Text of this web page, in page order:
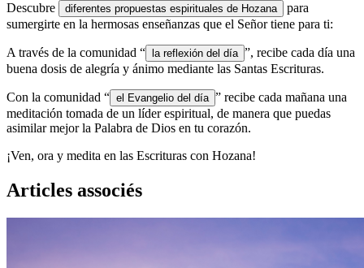
Descubre diferentes propuestas espirituales de Hozana
para
sumergirte en la hermosas enseñanzas que el Señor tiene para ti:
A través de la comunidad “ la reflexión del día ”, recibe cada día una
buena dosis de alegría y ánimo mediante las Santas Escrituras.
Con la comunidad “ el Evangelio del día ” recibe cada mañana una
meditación tomada de un líder espiritual, de manera que puedas
asimilar mejor la Palabra de Dios en tu corazón.
¡Ven, ora y medita en las Escrituras con Hozana!
Articles associés